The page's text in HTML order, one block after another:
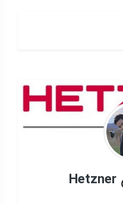
دیتاسنتر هتزنر آنلاین Hetzner